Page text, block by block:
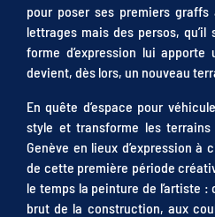
pour poser ses premiers
lettrages mais des persos, qu’il
forme d’expression lui
devient, dès lors, un nouveau
En quête d’espace pour
style et transforme les
Genève en lieux d’expression à
de cette première période
le temps la peinture de l’artiste
brut de la construction, aux